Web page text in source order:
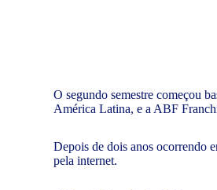
O segundo semestre começou
América Latina, e a ABF
Depois de dois anos ocorrendo
pela internet.